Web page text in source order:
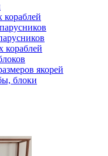
кораблей
кораблей
якорей
блоки